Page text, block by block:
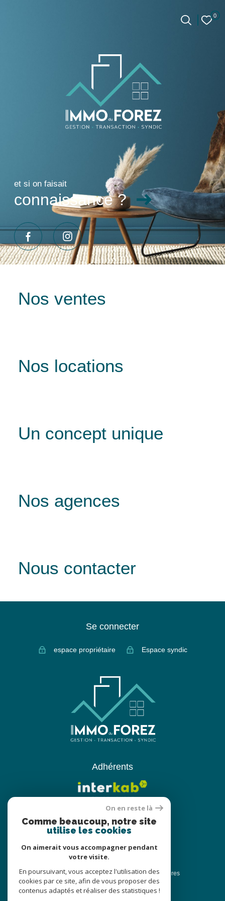
0
et si on faisait
connaissance ?
Nos ventes
Nos locations
Un concept unique
Nos agences
Nous contacter
Se connecter
espace propriétaire Espace syndic
Adhérents
© 2022 Tous droits réservés
Traduction powered by Google Nos honoraires
Plan du site Nos honoraires
On en reste là
Comme beaucoup, notre site
utilise les cookies
On aimerait vous accompagner pendant
votre visite.
En poursuivant, vous acceptez l'utilisation des
cookies par ce site, afin de vous proposer des
contenus adaptés et réaliser des statistiques !